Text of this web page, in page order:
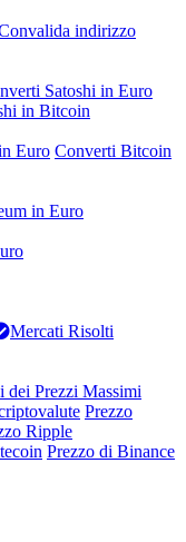
indirizzo
Satoshi in Euro
in Bitcoin
Euro Converti Bitcoin
in Euro
Mercati Risolti
dei Prezzi Massimi
Prezzo
Ripple
Prezzo di Binance